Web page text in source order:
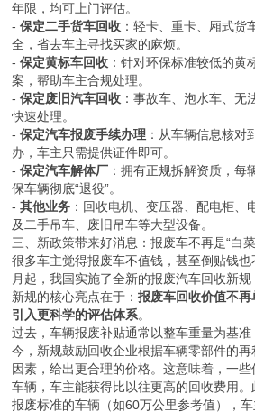
年限，均可上门评估。
-保定二手货车回收 ：轻卡、重卡、厢式货
全，省去车主寻找买家的麻烦。
-保定黄标车回收 ：针对环保标准较低的黄
案，帮助车主合规处理。
-保定废旧汽车回收 ：事故车、泡水车、无
快速处理。
-保定汽车报废手续办理 ：从车辆信息核对
办，车主只需提供证件即可。
-保定汽车解体厂 ：拥有正规拆解资质，每
保车辆彻底“退役”。
-其他业务 ：回收电机、变压器、配电柜、
及二手吊车、废旧吊车等大型设备。
三、新政策带来好消息：报废车不再是“白
很多车主觉得报废车不值钱，甚至倒贴钱
月起，我国实施了全新的报废汽车回收新规
新规的核心亮点在于：报废车回收价值不
引入更科学的评估体系。
过去，车辆报废补贴通常以整车重量为基
今，新规鼓励回收企业根据车辆零部件的
因素，给出更合理的价格。这意味着，一
车辆，车主能获得比以往更高的回收费用
报废标准的车辆（如60万公里参考值），